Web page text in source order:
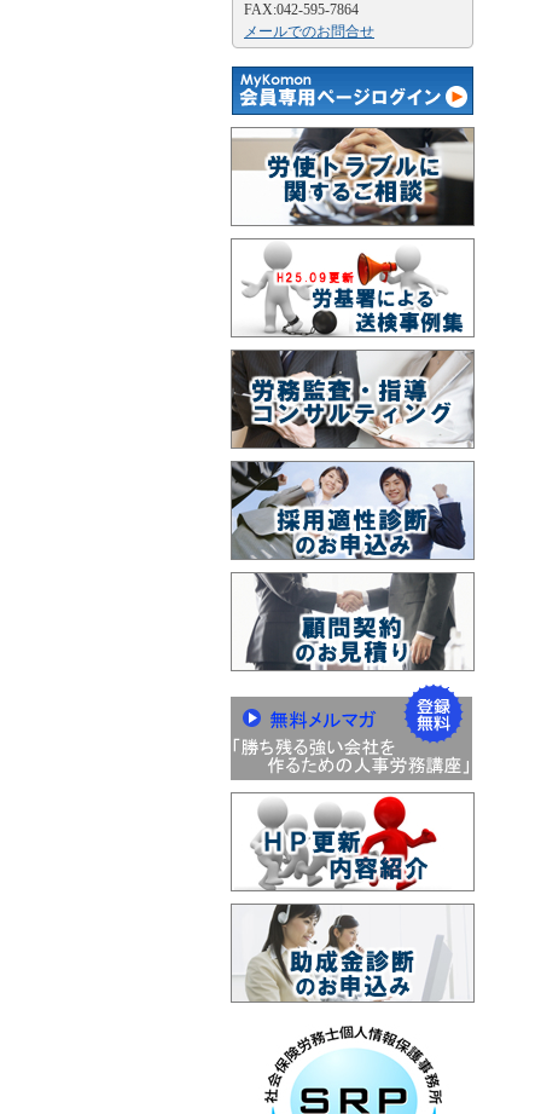
FAX:042-595-7864
メールでのお問合せ